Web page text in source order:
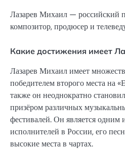
Лазарев Михаил — российский
композитор, продюсер и
Какие достижения имеет
Лазарев Михаил имеет
победителем второго места на
также он неоднократно
призёром различных
фестивалей. Он является
исполнителей в России, его
высокие места в чартах.